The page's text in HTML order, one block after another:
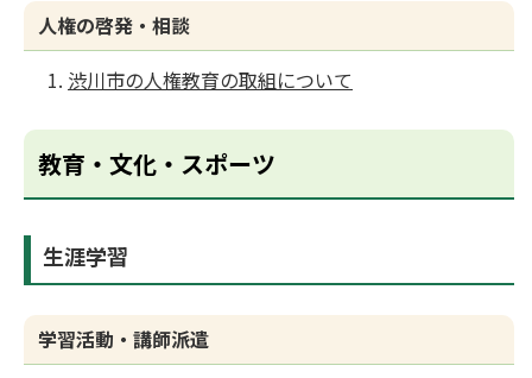
人権の啓発・相談
渋川市の人権教育の取組について
教育・文化・スポーツ
生涯学習
学習活動・講師派遣